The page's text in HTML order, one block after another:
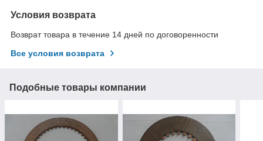
Условия возврата
Возврат товара в течение 14 дней по договоренности
Все условия возврата
Подобные товары компании